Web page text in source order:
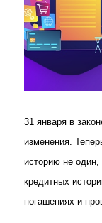
31 января в
изменения.
историю не
кредитных
погашениях и